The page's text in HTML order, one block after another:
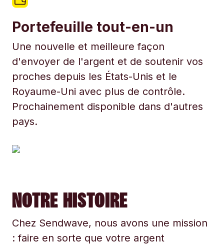
Portefeuille tout-en-un
Une nouvelle et meilleure façon
d'envoyer de l'argent et de soutenir vos
proches depuis les États-Unis et le
Royaume-Uni avec plus de contrôle.
Prochainement disponible dans d'autres
pays.
NOTRE HISTOIRE
Chez Sendwave, nous avons une mission
: faire en sorte que votre argent